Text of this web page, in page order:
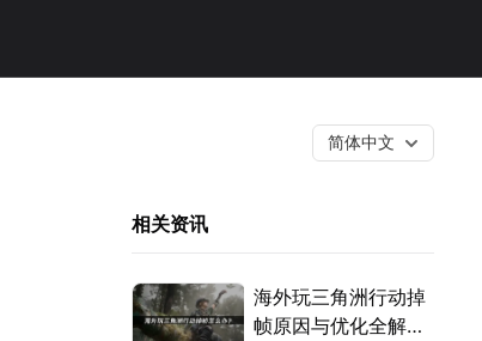
简体中文
相关资讯
海外玩三角洲行动掉
帧原因与优化全解